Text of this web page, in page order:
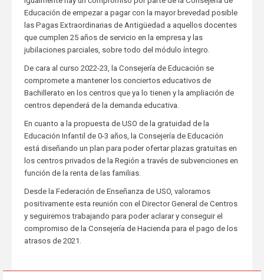
Educación de empezar a pagar con la mayor brevedad posible
las Pagas Extraordinarias de Antigüedad a aquellos docentes
que cumplen 25 años de servicio en la empresa y las
jubilaciones parciales, sobre todo del módulo íntegro.
De cara al curso 2022-23, la Consejería de Educación se
compromete a mantener los conciertos educativos de
Bachillerato en los centros que ya lo tienen y la ampliación de
centros dependerá de la demanda educativa.
En cuanto a la propuesta de USO de la gratuidad de la
Educación Infantil de 0-3 años, la Consejería de Educación
está diseñando un plan para poder ofertar plazas gratuitas en
los centros privados de la Región a través de subvenciones en
función de la renta de las familias.
Desde la Federación de Enseñanza de USO, valoramos
positivamente esta reunión con el Director General de Centros
y seguiremos trabajando para poder aclarar y conseguir el
compromiso de la Consejería de Hacienda para el pago de los
atrasos de 2021.